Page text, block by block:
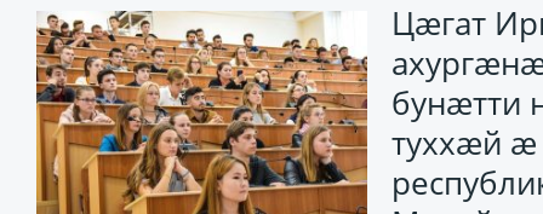
Цæгат
бунæтти
туххæй æ